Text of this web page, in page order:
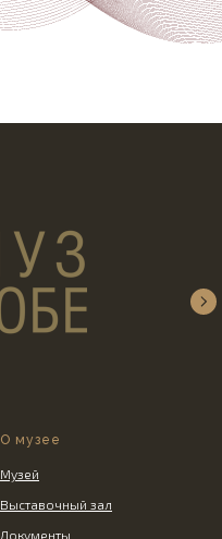
О музее
Музей
Выставочный зал
Документы